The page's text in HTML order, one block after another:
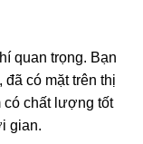
quan trọng. Bạn
có mặt trên thị
có chất lượng tốt
gian.